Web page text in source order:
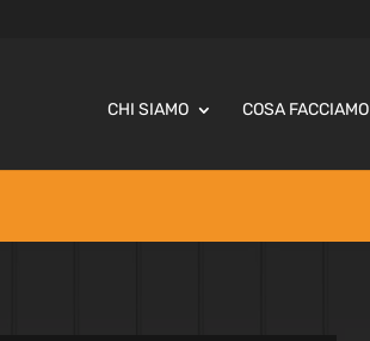
CHI SIAMO COSA FACCIAMO